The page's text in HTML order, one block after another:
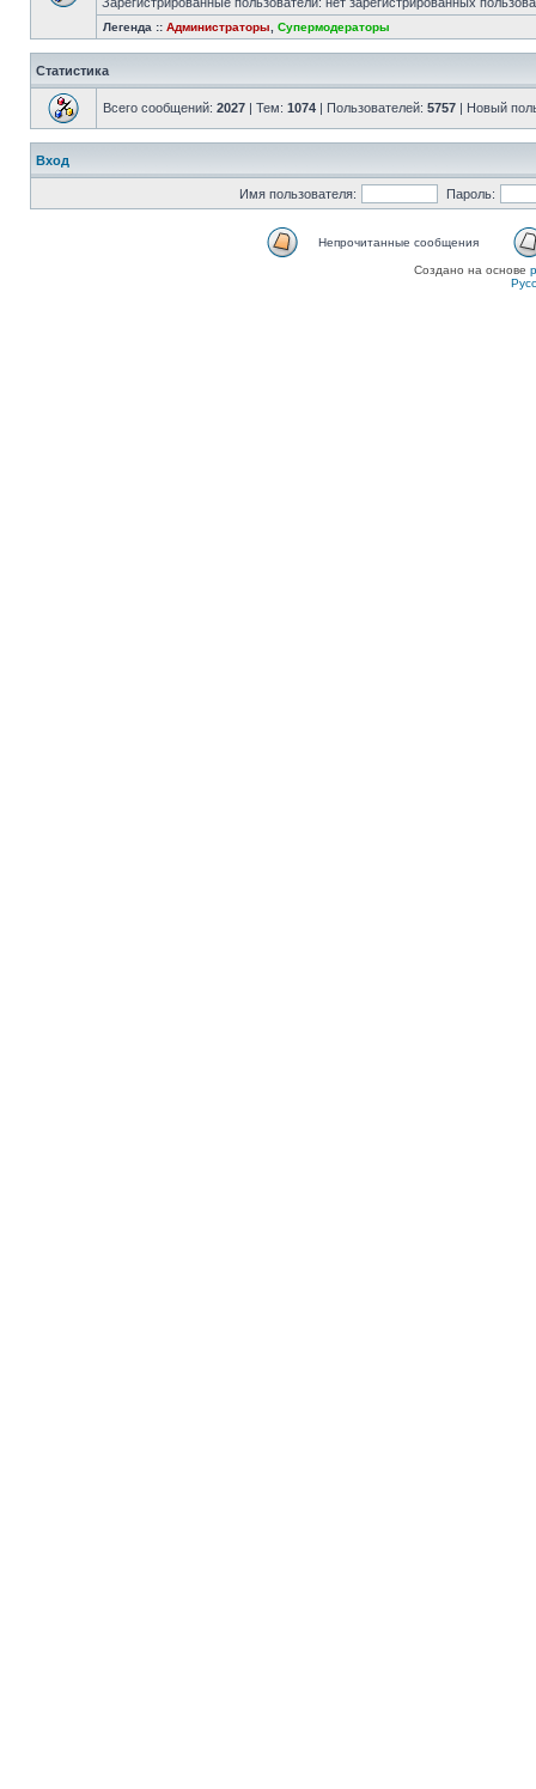
Легенда :: Администраторы Супермодераторы
Статистика
Всего сообщений: 2027 | Тем: 1074 | Пользователей: 5757 | Новый
Вход
Имя пользователя: Пароль:
Непрочитанные сообщения
Создано на основе